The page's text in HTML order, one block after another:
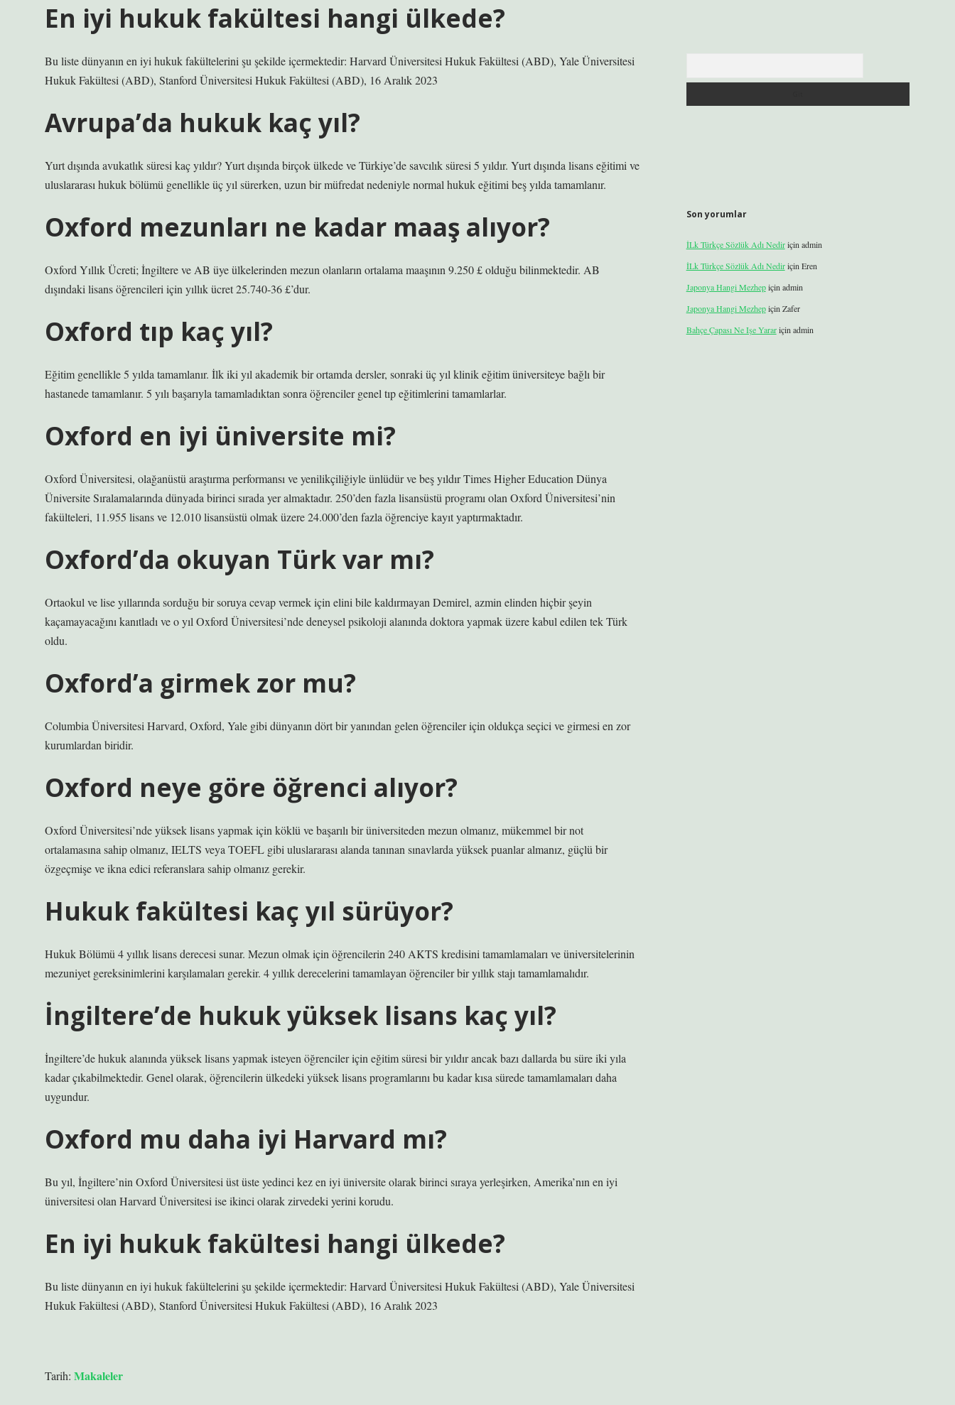
En iyi hukuk fakültesi hangi ülkede?
Bu liste dünyanın en iyi hukuk fakültelerini şu şekilde içermektedir: Harvard Üniversitesi Hukuk Fakültesi (ABD), Yale Üniversitesi
Hukuk Fakültesi (ABD), Stanford Üniversitesi Hukuk Fakültesi (ABD), 16 Aralık 2023
Avrupa’da hukuk kaç yıl?
Yurt dışında avukatlık süresi kaç yıldır? Yurt dışında birçok ülkede ve Türkiye’de savcılık süresi 5 yıldır. Yurt dışında lisans eğitimi ve
uluslararası hukuk bölümü genellikle üç yıl sürerken, uzun bir müfredat nedeniyle normal hukuk eğitimi beş yılda tamamlanır.
Oxford mezunları ne kadar maaş alıyor?
Oxford Yıllık Ücreti; İngiltere ve AB üye ülkelerinden mezun olanların ortalama maaşının 9.250 £ olduğu bilinmektedir. AB
dışındaki lisans öğrencileri için yıllık ücret 25.740-36 £’dur.
Oxford tıp kaç yıl?
Eğitim genellikle 5 yılda tamamlanır. İlk iki yıl akademik bir ortamda dersler, sonraki üç yıl klinik eğitim üniversiteye bağlı bir
hastanede tamamlanır. 5 yılı başarıyla tamamladıktan sonra öğrenciler genel tıp eğitimlerini tamamlarlar.
Oxford en iyi üniversite mi?
Oxford Üniversitesi, olağanüstü araştırma performansı ve yenilikçiliğiyle ünlüdür ve beş yıldır Times Higher Education Dünya
Üniversite Sıralamalarında dünyada birinci sırada yer almaktadır. 250’den fazla lisansüstü programı olan Oxford Üniversitesi’nin
fakülteleri, 11.955 lisans ve 12.010 lisansüstü olmak üzere 24.000’den fazla öğrenciye kayıt yaptırmaktadır.
Oxford’da okuyan Türk var mı?
Ortaokul ve lise yıllarında sorduğu bir soruya cevap vermek için elini bile kaldırmayan Demirel, azmin elinden hiçbir şeyin
kaçamayacağını kanıtladı ve o yıl Oxford Üniversitesi’nde deneysel psikoloji alanında doktora yapmak üzere kabul edilen tek Türk
oldu.
Oxford’a girmek zor mu?
Columbia Üniversitesi Harvard, Oxford, Yale gibi dünyanın dört bir yanından gelen öğrenciler için oldukça seçici ve girmesi en zor
kurumlardan biridir.
Oxford neye göre öğrenci alıyor?
Oxford Üniversitesi’nde yüksek lisans yapmak için köklü ve başarılı bir üniversiteden mezun olmanız, mükemmel bir not
ortalamasına sahip olmanız, IELTS veya TOEFL gibi uluslararası alanda tanınan sınavlarda yüksek puanlar almanız, güçlü bir
özgeçmişe ve ikna edici referanslara sahip olmanız gerekir.
Hukuk fakültesi kaç yıl sürüyor?
Hukuk Bölümü 4 yıllık lisans derecesi sunar. Mezun olmak için öğrencilerin 240 AKTS kredisini tamamlamaları ve üniversitelerinin
mezuniyet gereksinimlerini karşılamaları gerekir. 4 yıllık derecelerini tamamlayan öğrenciler bir yıllık stajı tamamlamalıdır.
İngiltere’de hukuk yüksek lisans kaç yıl?
İngiltere’de hukuk alanında yüksek lisans yapmak isteyen öğrenciler için eğitim süresi bir yıldır ancak bazı dallarda bu süre iki yıla
kadar çıkabilmektedir. Genel olarak, öğrencilerin ülkedeki yüksek lisans programlarını bu kadar kısa sürede tamamlamaları daha
uygundur.
Oxford mu daha iyi Harvard mı?
Bu yıl, İngiltere’nin Oxford Üniversitesi üst üste yedinci kez en iyi üniversite olarak birinci sıraya yerleşirken, Amerika’nın en iyi
üniversitesi olan Harvard Üniversitesi ise ikinci olarak zirvedeki yerini korudu.
En iyi hukuk fakültesi hangi ülkede?
Bu liste dünyanın en iyi hukuk fakültelerini şu şekilde içermektedir: Harvard Üniversitesi Hukuk Fakültesi (ABD), Yale Üniversitesi
Hukuk Fakültesi (ABD), Stanford Üniversitesi Hukuk Fakültesi (ABD), 16 Aralık 2023
Tarih: Makaleler
Son yorumlar
İLk Türkçe Sözlük Adı Nediriçin admin
İLk Türkçe Sözlük Adı Nediriçin Eren
Japonya Hangi Mezhepiçin admin
Japonya Hangi Mezhepiçin Zafer
Bahçe Çapası Ne Işe Yarariçin admin